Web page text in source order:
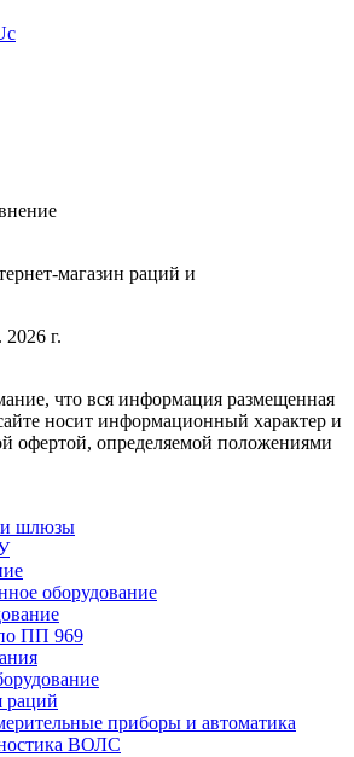
магазин раций и
г.
что вся информация размещенная
носит информационный характер и
офертой, определяемой положениями
и шлюзы
оборудование
ПП 969
раций
приборы и автоматика
ВОЛС